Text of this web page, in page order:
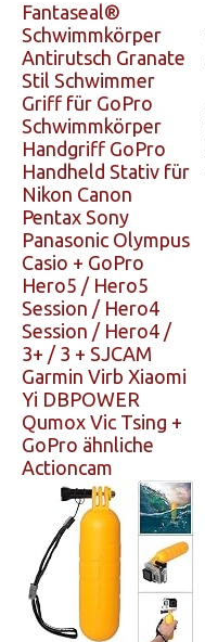
Fantaseal®
Schwimmkörper
Antirutsch Granate
Stil Schwimmer
Griff für GoPro
Schwimmkörper
Handgriff GoPro
Handheld Stativ für
Nikon Canon
Pentax Sony
Panasonic Olympus
Casio + GoPro
Hero5 / Hero5
Session / Hero4
Session / Hero4 /
3+ / 3 + SJCAM
Garmin Virb Xiaomi
Yi DBPOWER
Qumox Vic Tsing +
GoPro ähnliche
Actioncam